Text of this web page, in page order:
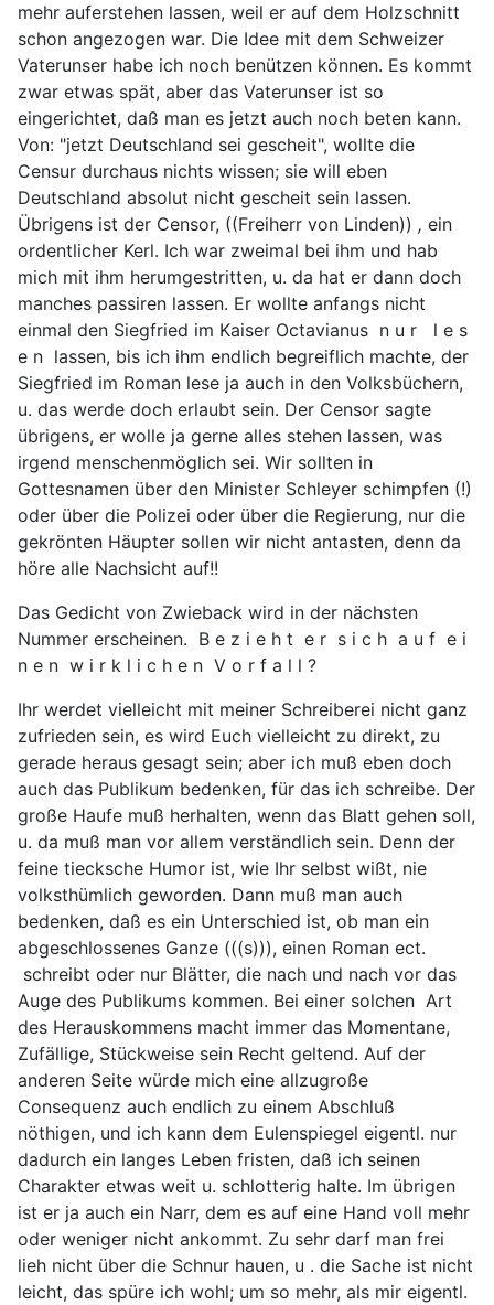
mehr auferstehen lassen, weil er auf dem Holzschnitt
schon angezogen war. Die Idee mit dem Schweizer
Vaterunser habe ich noch benützen können. Es kommt
zwar etwas spät, aber das Vaterunser ist so
eingerichtet, daß man es jetzt auch noch beten kann.
Von: "jetzt Deutschland sei gescheit", wollte die
Censur durchaus nichts wissen; sie will eben
Deutschland absolut nicht gescheit sein lassen.
Übrigens ist der Censor, ((Freiherr von Linden)) , ein
ordentlicher Kerl. Ich war zweimal bei ihm und hab
mich mit ihm herumgestritten, u. da hat er dann doch
manches passiren lassen. Er wollte anfangs nicht
einmal den Siegfried im Kaiser Octavianus n u r l e s
e n lassen, bis ich ihm endlich begreiflich machte, der
Siegfried im Roman lese ja auch in den Volksbüchern,
u. das werde doch erlaubt sein. Der Censor sagte
übrigens, er wolle ja gerne alles stehen lassen, was
irgend menschenmöglich sei. Wir sollten in
Gottesnamen über den Minister Schleyer schimpfen (!)
oder über die Polizei oder über die Regierung, nur die
gekrönten Häupter sollen wir nicht antasten, denn da
höre alle Nachsicht auf!!
Das Gedicht von Zwieback wird in der nächsten
Nummer erscheinen. B e z i e h t e r s i c h a u f e i
n e n w i r k l i c h e n V o r f a l l ?
Ihr werdet vielleicht mit meiner Schreiberei nicht ganz
zufrieden sein, es wird Euch vielleicht zu direkt, zu
gerade heraus gesagt sein; aber ich muß eben doch
auch das Publikum bedenken, für das ich schreibe. Der
große Haufe muß herhalten, wenn das Blatt gehen soll,
u. da muß man vor allem verständlich sein. Denn der
feine tiecksche Humor ist, wie Ihr selbst wißt, nie
volksthümlich geworden. Dann muß man auch
bedenken, daß es ein Unterschied ist, ob man ein
abgeschlossenes Ganze (((s))), einen Roman ect.
schreibt oder nur Blätter, die nach und nach vor das
Auge des Publikums kommen. Bei einer solchen Art
des Herauskommens macht immer das Momentane,
Zufällige, Stückweise sein Recht geltend. Auf der
anderen Seite würde mich eine allzugroße
Consequenz auch endlich zu einem Abschluß
nöthigen, und ich kann dem Eulenspiegel eigentl. nur
dadurch ein langes Leben fristen, daß ich seinen
Charakter etwas weit u. schlotterig halte. Im übrigen
ist er ja auch ein Narr, dem es auf eine Hand voll mehr
oder weniger nicht ankommt. Zu sehr darf man frei
lieh nicht über die Schnur hauen, u . die Sache ist nicht
leicht, das spüre ich wohl; um so mehr, als mir eigentl.